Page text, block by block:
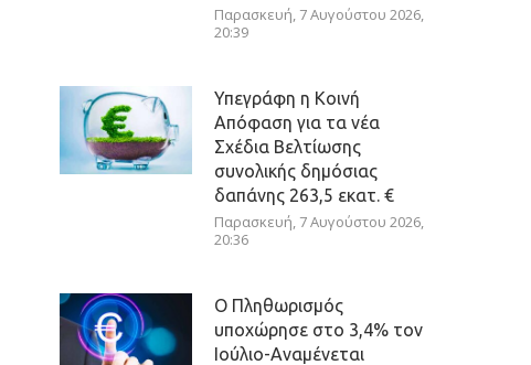
Παρασκευή, 7 Αυγούστου 2026,
20:39
Υπεγράφη η Κοινή
Απόφαση για τα νέα
Σχέδια Βελτίωσης
συνολικής δημόσιας
δαπάνης 263,5 εκατ. €
Παρασκευή, 7 Αυγούστου 2026,
20:36
Ο Πληθωρισμός
υποχώρησε στο 3,4% τον
Ιούλιο-Αναμένεται